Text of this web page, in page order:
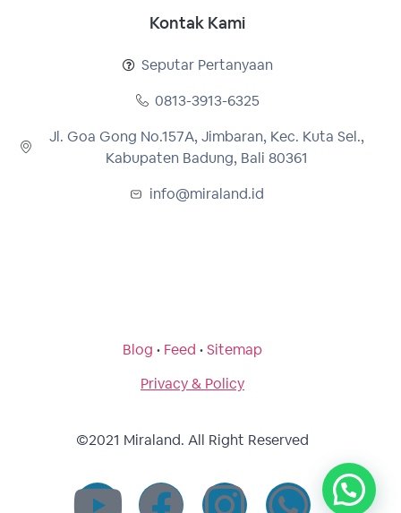
Kontak Kami
Seputar Pertanyaan
0813-3913-6325
Jl. Goa Gong No.157A, Jimbaran, Kec. Kuta Sel.,
Kabupaten Badung, Bali 80361
info@miraland.id
Blog • Feed •Sitemap
Privacy & Policy
©2021 Miraland. All Right Reserved